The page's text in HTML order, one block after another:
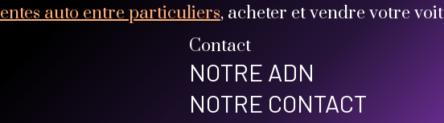
auto entre particuliers, acheter et vendre votre
Contact
NOTRE ADN
NOTRE CONTACT